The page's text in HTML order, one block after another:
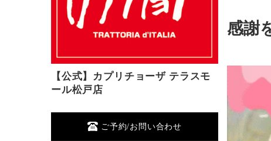
【公式】カプリチョーザ テラスモ
ール松戸店
ご予約/お問い合わせ
感謝